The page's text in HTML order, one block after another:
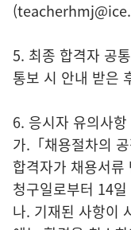
5. 최종 합격자 공
통보 시 안내 받은
6. 응시자 유의사항
가.「채용절차의
합격자가 채용서
청구일로부터 14
나. 기재된 사항이